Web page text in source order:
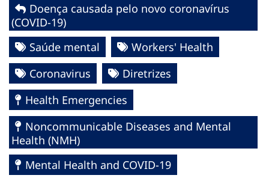
Doença causada pelo novo coronavírus
(COVID-19)
Saúde mental
Workers' Health
Coronavirus
Diretrizes
Health Emergencies
Noncommunicable Diseases and Mental
Health (NMH)
Mental Health and COVID-19